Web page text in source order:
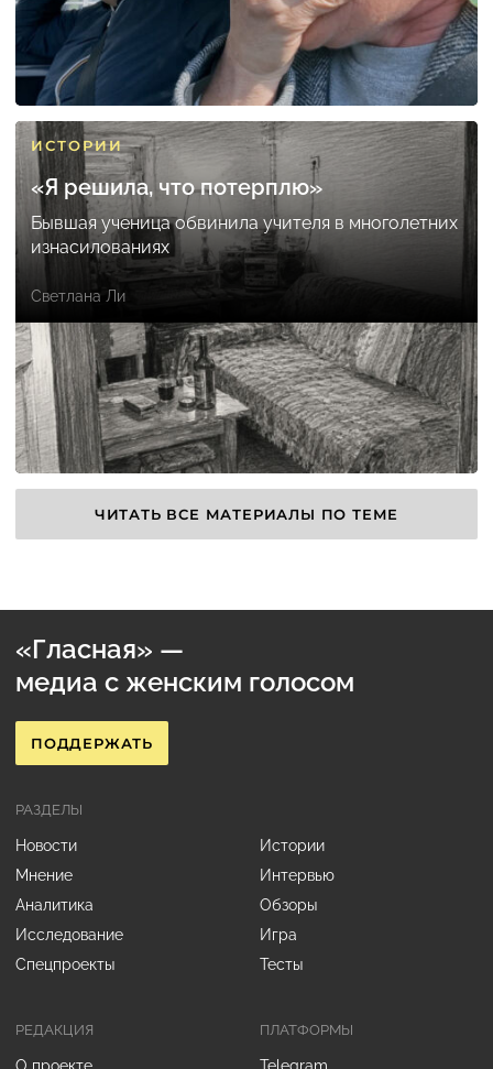
ИСТОРИИ
«Я решила, что потерплю»
Бывшая ученица обвинила учителя в многолетних
изнасилованиях
Светлана Ли
ЧИТАТЬ ВСЕ МАТЕРИАЛЫ ПО ТЕМЕ
«Гласная» —
медиа с женским голосом
ПОДДЕРЖАТЬ
РЕДАКЦИЯ
РАЗДЕЛЫ
Новости
Истории
Мнение
Интервью
Аналитика
Обзоры
Исследование
Игра
Спецпроекты
Тесты
ПЛАТФОРМЫ